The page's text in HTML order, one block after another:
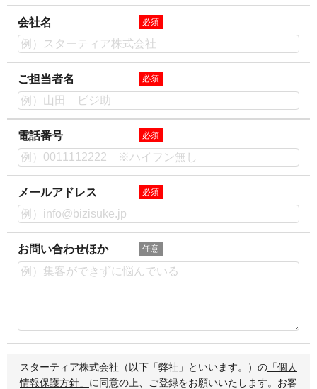
会社名 必須
ご担当者名 必須
電話番号 必須
メールアドレス 必須
お問い合わせほか 任意
スターティア株式会社（以下「弊社」といいます。）の 「個人
情報保護方針」 に同意の上、ご登録をお願いいたします。お客